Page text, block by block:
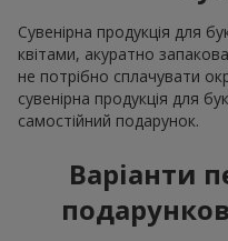
Сувенірна продукція для
квітами, акуратно
не потрібно сплачувати
сувенірна продукція для
самостійний подарунок.
Варіанти